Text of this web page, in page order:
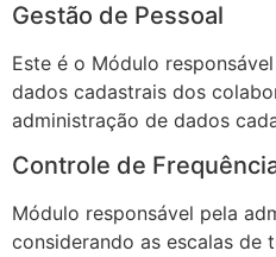
Gestão de Pessoal
Este é o Módulo
dados cadastrais dos
administração de dados
Controle de
Módulo responsável pela
considerando as escalas de